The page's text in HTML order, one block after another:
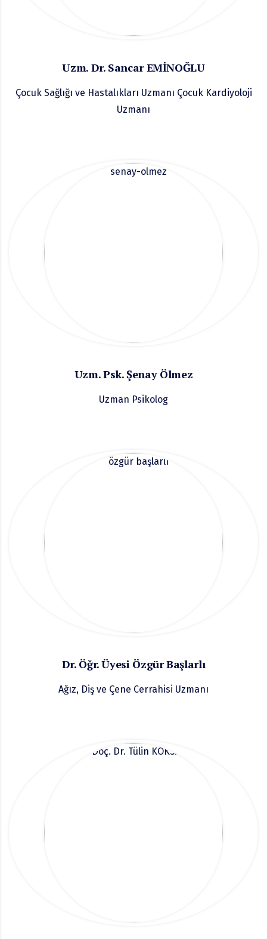
Uzm. Dr. Sancar EMİNOĞLU
Çocuk Sağlığı ve Hastalıkları Uzmanı Çocuk Kardiyoloji
Uzmanı
Uzm. Psk. Şenay Ölmez
Uzman Psikolog
Dr. Öğr. Üyesi Özgür Başlarlı
Ağız, Diş ve Çene Cerrahisi Uzmanı